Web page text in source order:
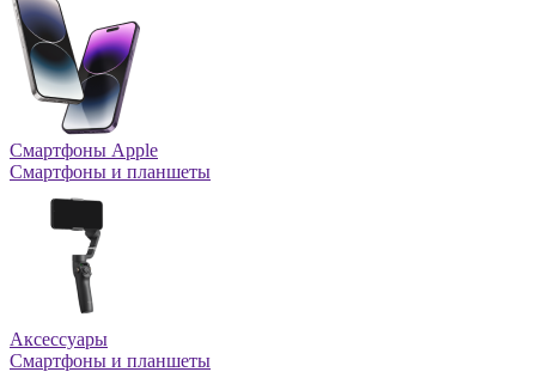
Смартфоны Apple
Смартфоны и планшеты
Аксессуары
Смартфоны и планшеты